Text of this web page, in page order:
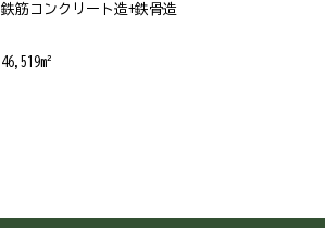
鉄筋コンクリート造+鉄骨造
46,519m²